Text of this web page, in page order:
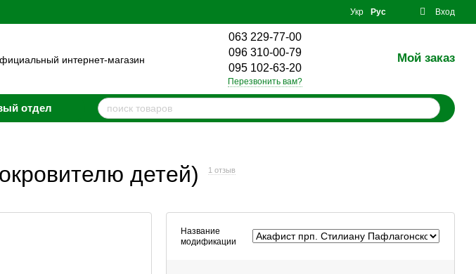
Укр Рус Вход
063 229-77-00
096 310-00-79
095 102-63-20
Перезвонить вам?
Мой заказ
отдел
детей) 1 отзыв
Название
модификации